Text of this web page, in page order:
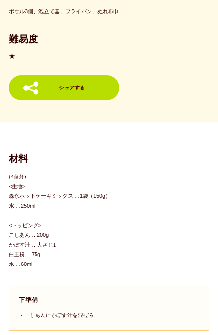
ボウル3個、泡立て器、フライパン、ぬれ布巾
難易度
★
シェアする
材料
(4個分)
<生地>
森永ホットケーキミックス …1袋（150g）
水 …250ml
<トッピング>
こしあん …200g
かぼす汁 …大さじ1
白玉粉 …75g
水 …60ml
下準備
・こしあんにかぼす汁を混ぜる。